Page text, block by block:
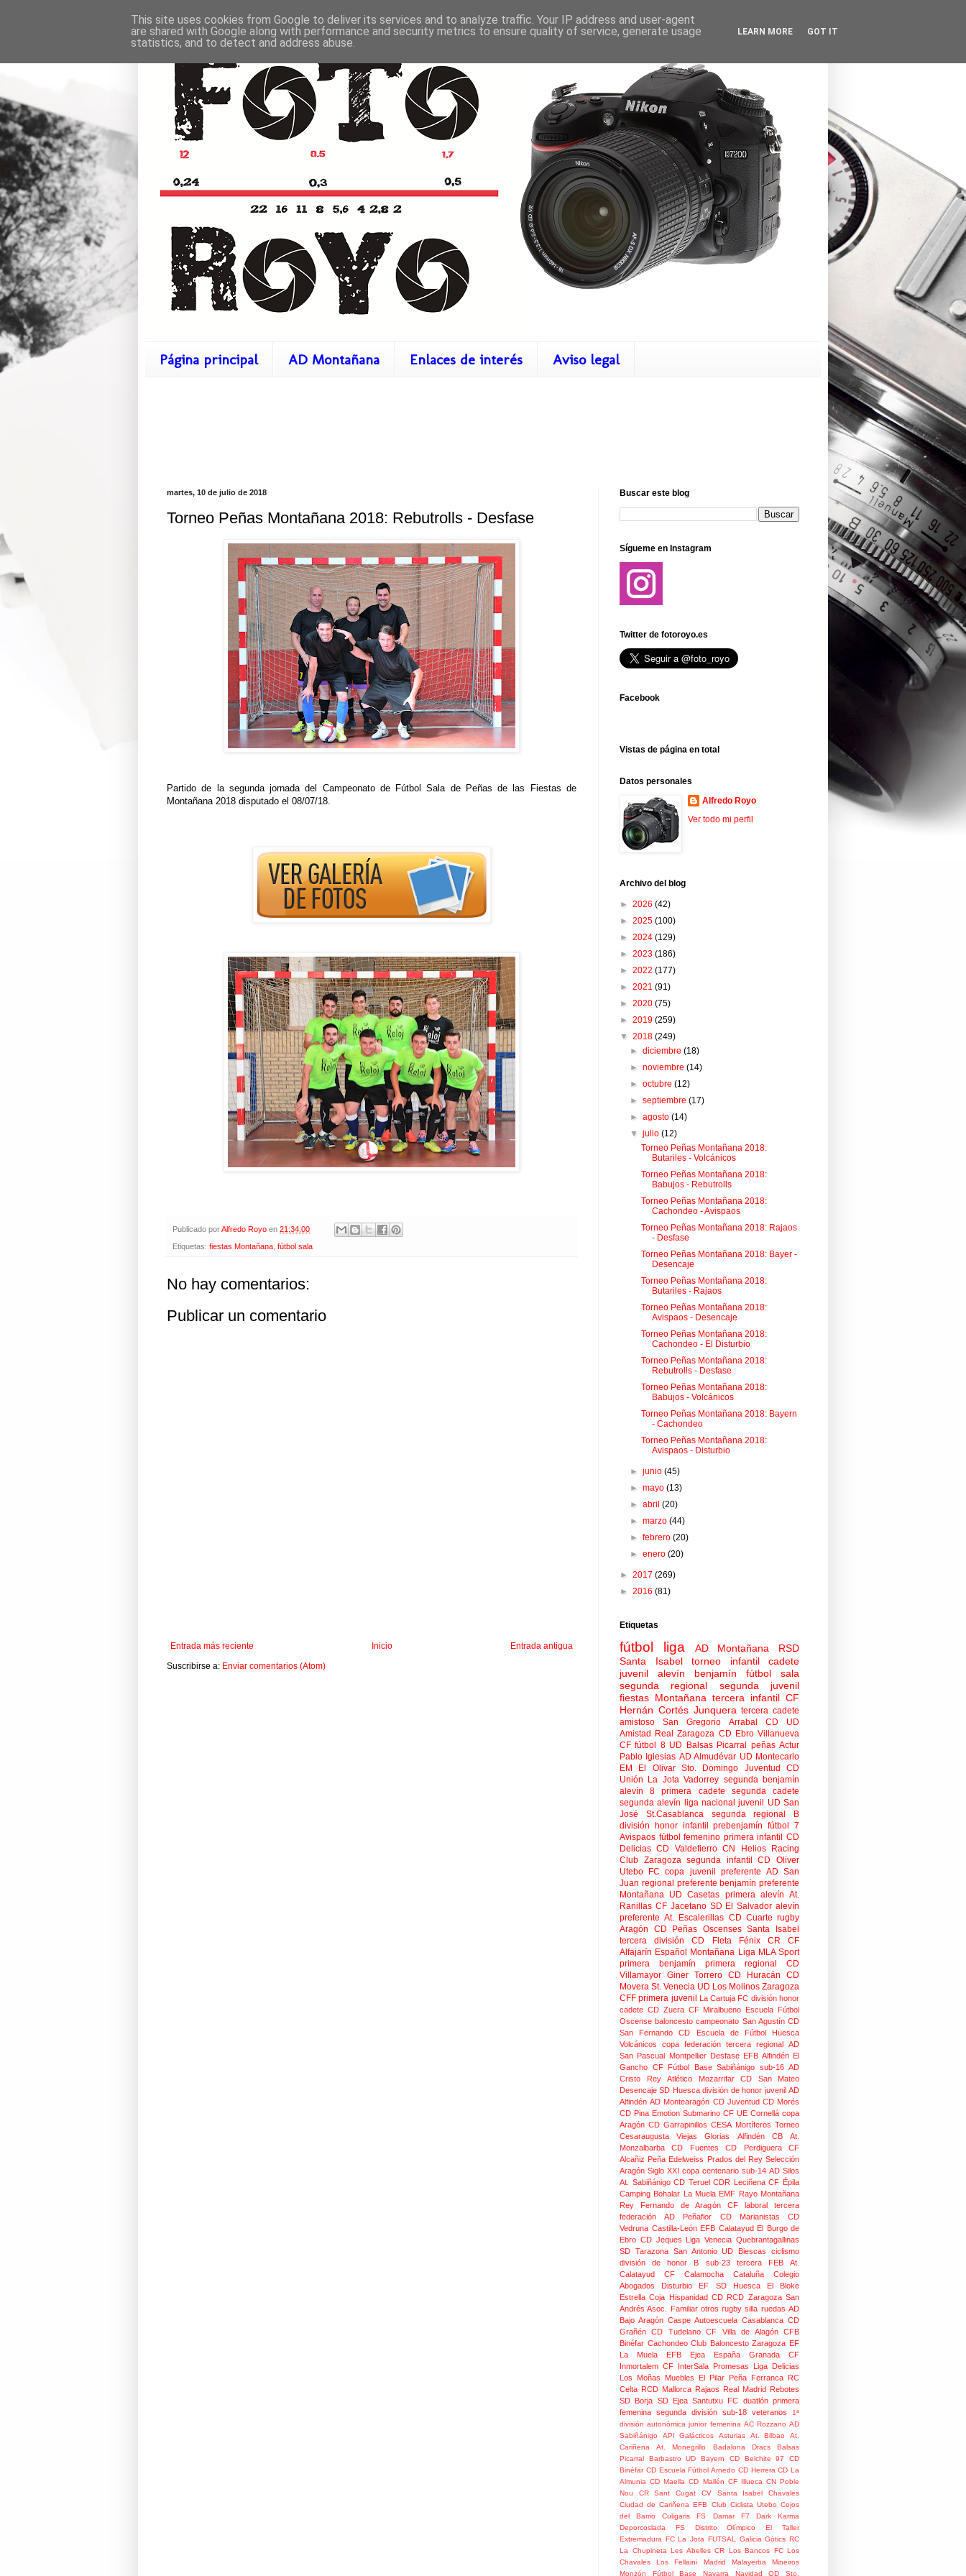
Página principal AD Montañana Enlaces de interés Aviso legal
martes, 10 de julio de 2018
Torneo Peñas Montañana 2018: Rebutrolls - Desfase
Partido de la segunda jornada del Campeonato de Fútbol Sala de Peñas de las Fiestas de
Montañana 2018 disputado el 08/07/18.
Publicado porAlfredo Royo en 21:34:00
Etiquetas: fiestas Montañana fútbol sala
No hay comentarios:
Publicar un comentario
Entrada más reciente Entrada antigua
Inicio
Suscribirse a: Enviar comentarios (Atom)
Buscar este blog
Sígueme en Instagram
Twitter de fotoroyo.es
Facebook
Vistas de página en total
Datos personales
Alfredo Royo
Ver todo mi perfil
Archivo del blog
► 2026 (42)
► 2025 (100)
► 2024 (129)
► 2023 (186)
► 2022 (177)
► 2021 (91)
► 2020 (75)
► 2019 (259)
▼ 2018 (249)
►diciembre(18)
►noviembre(14)
►octubre(12)
►septiembre(17)
►agosto(14)
▼julio(12)
Torneo Peñas Montañana 2018:
Butariles - Volcánicos
Torneo Peñas Montañana 2018:
Babujos - Rebutrolls
Torneo Peñas Montañana 2018:
Cachondeo - Avispaos
Torneo Peñas Montañana 2018: Rajaos
- Desfase
Torneo Peñas Montañana 2018: Bayer -
Desencaje
Torneo Peñas Montañana 2018:
Butariles - Rajaos
Torneo Peñas Montañana 2018:
Avispaos - Desencaje
Torneo Peñas Montañana 2018:
Cachondeo - El Disturbio
Torneo Peñas Montañana 2018:
Rebutrolls - Desfase
Torneo Peñas Montañana 2018:
Babujos - Volcánicos
Torneo Peñas Montañana 2018: Bayern
- Cachondeo
Torneo Peñas Montañana 2018:
Avispaos - Disturbio
►junio(45)
►mayo(13)
►abril(20)
►marzo(44)
►febrero(20)
►enero(20)
► 2017 (269)
► 2016 (81)
Etiquetas
fútbol liga AD Montañana
RSD
Santa Isabel
torneo infantil
cadete
juvenil
alevín benjamín
fútbol sala
segunda regional
segunda juvenil
fiestas Montañana tercera infantil CF
Hernán Cortés Junquera tercera cadete
amistoso
San Gregorio Arrabal CD
UD
Amistad
Real Zaragoza CD Ebro Villanueva
CF fútbol 8 UD Balsas Picarral peñas Actur
Pablo Iglesias AD Almudévar UD Montecarlo
EM El Olivar Sto. Domingo Juventud
CD
Unión La Jota Vadorrey segunda benjamín
alevín 8
primera cadete
segunda cadete
segunda alevín
liga nacional juvenil
UD San
José
St.Casablanca
segunda regional B
división honor infantil
prebenjamín fútbol 7
Avispaos fútbol femenino primera infantil
CD
Delicias CD Valdefierro CN Helios
Racing
Club Zaragoza segunda infantil
CD Oliver
Utebo FC copa juvenil preferente AD San
Juan regional preferente benjamín preferente
Montañana UD Casetas primera alevín At.
Ranillas CF Jacetano SD El Salvador alevín
preferente At. Escalerillas CD Cuarte rugby
Aragón
CD Peñas Oscenses Santa Isabel
tercera división
CD Fleta Fénix CR
CF
Alfajarín Español Montañana Liga MLA Sport
primera benjamín
primera regional
CD
Villamayor Giner Torrero CD Huracán
CD
Movera St. Venecia UD Los Molinos Zaragoza
CFF primera juvenil La Cartuja FC división honor
cadete CD Zuera CF Miralbueno Escuela Fútbol
Oscense baloncesto campeonato San Agustín CD
San Fernando CD
Escuela de Fútbol Huesca
Volcánicos
copa federación tercera regional AD
San Pascual Montpellier Desfase EFB Alfindén El
Gancho CF
Fútbol Base Sabiñánigo sub-16 AD
Cristo Rey
Atlético Mozarrifar
CD San Mateo
Desencaje SD Huesca división de honor juvenil AD
Alfindén AD Montearagón CD Juventud CD Morés
CD Pina Emotion Submarino CF UE Cornellá copa
Aragón CD Garrapinillos CESA Mortíferos Torneo
Cesaraugusta
Viejas Glorias Alfindén CB
At.
Monzalbarba
CD Fuentes CD Perdiguera
CF
Alcañiz Peña Edelweiss Prados del Rey Selección
Aragón Siglo XXI copa centenario sub-14 AD Silos
At. Sabiñánigo CD Teruel CDR Leciñena CF Épila
Camping Bohalar La Muela EMF Rayo Montañana
Rey Fernando de Aragón CF
laboral
tercera
federación
AD Peñaflor CD Marianistas
CD
Vedruna Castilla-León EFB Calatayud El Burgo de
Ebro CD Jeques Liga Venecia Quebrantagallinas
SD Tarazona San Antonio UD Biescas
ciclismo
división de honor B
sub-23 tercera FEB
At.
Calatayud
CF Calamocha Cataluña
Colegio
Abogados
Disturbio EF SD Huesca
El Bloke
Estrella Coja Hispanidad CD RCD Zaragoza San
Andrés Asoc. Familiar otros rugby silla ruedas AD
Bajo Aragón Caspe Autoescuela Casablanca CD
Grañén
CD Tudelano CF Villa de Alagón
CFB
Binéfar Cachondeo Club Baloncesto Zaragoza EF
La Muela
EFB Ejea España
Granada CF
Inmortalem CF InterSala Promesas
Liga Delicias
Los Moñas
Muebles El Pilar Peña Ferranca RC
Celta RCD Mallorca Rajaos Real Madrid Rebotes
SD Borja SD Ejea Santutxu FC duatlón primera
femenina segunda división sub-18 veteranos
1ª
división autonómica junior femenina AC Rozzano AD
Sabiñánigo
API Galácticos Asturias At. Bilbao
At.
Cariñena
At. Monegrillo Badalona Dracs
Balsas
Picarral
Barbastro UD Bayern CD Belchite 97
CD
Binéfar CD Escuela Fútbol Arnedo CD Herrera CD La
Almunia CD Maella CD Mallén CF Illueca CN Poble
Nou
CR Sant Cugat CV Santa Isabel
Chavales
Ciudad de Cariñena EFB
Club Ciclista Utebo Cojos
del Barrio
Culigaris FS Damar F7
Dark Karma
Deporcoslada FS
Distrito Olímpico
El Taller
Extremadura FC La Jota FUTSAL Galicia Gòtics RC
La Chupineta Les Abelles CR Los Bancos FC Los
Chavales
Los Fellaini Madrid Malayerba
Mineiros
Monzón Fútbol Base
Navarra Navidad OD Sto.
This site uses cookies from Google to deliver its services and to analyze traffic. Your IP address and user-agent
are shared with Google along with performance and security metrics to ensure quality of service, generate usage
statistics, and to detect and address abuse.
LEARN MORE GOT IT